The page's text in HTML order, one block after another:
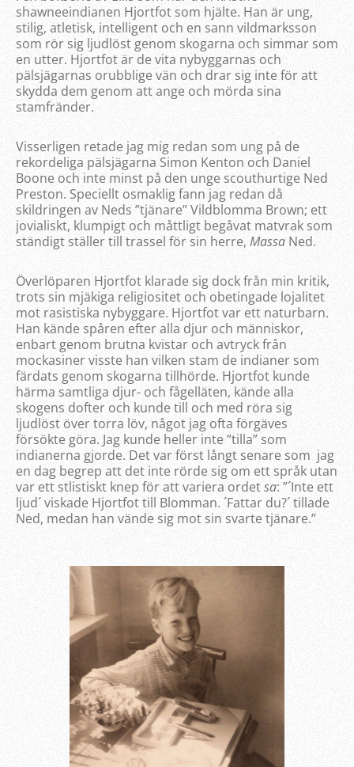
shawneeindianen Hjortfot som hjälte. Han är ung,
stilig, atletisk, intelligent och en sann vildmarksson
som rör sig ljudlöst genom skogarna och simmar som
en utter. Hjortfot är de vita nybyggarnas och
pälsjägarnas orubblige vän och drar sig inte för att
skydda dem genom att ange och mörda sina
stamfränder.
Visserligen retade jag mig redan som ung på de
rekordeliga pälsjägarna Simon Kenton och Daniel
Boone och inte minst på den unge scouthurtige Ned
Preston. Speciellt osmaklig fann jag redan då
skildringen av Neds ”tjänare” Vildblomma Brown; ett
jovialiskt, klumpigt och måttligt begåvat matvrak som
ständigt ställer till trassel för sin herre, Massa Ned.
Överlöparen Hjortfot klarade sig dock från min kritik,
trots sin mjäkiga religiositet och obetingade lojalitet
mot rasistiska nybyggare. Hjortfot var ett naturbarn.
Han kände spåren efter alla djur och människor,
enbart genom brutna kvistar och avtryck från
mockasiner visste han vilken stam de indianer som
färdats genom skogarna tillhörde. Hjortfot kunde
härma samtliga djur- och fågelläten, kände alla
skogens dofter och kunde till och med röra sig
ljudlöst över torra löv, något jag ofta förgäves
försökte göra. Jag kunde heller inte ”tilla” som
indianerna gjorde. Det var först långt senare som jag
en dag begrep att det inte rörde sig om ett språk utan
var ett stlistiskt knep för att variera ordetsa: ”´Inte ett
ljud´ viskade Hjortfot till Blomman. ´Fattar du?´ tillade
Ned, medan han vände sig mot sin svarte tjänare.”